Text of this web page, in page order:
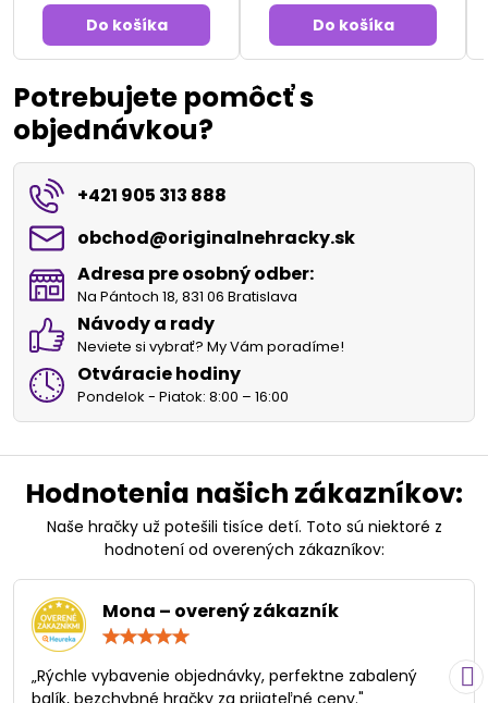
Do košíka Do košíka
Potrebujete pomôcť s
objednávkou?
+421 905 313 888
obchod​@originalnehracky​.sk
Adresa pre osobný odber:
Na Pántoch 18, 831 06 Bratislava
Návody a rady
Neviete si vybrať? My Vám poradíme!
Otváracie hodiny
Pondelok - Piatok: 8:00 – 16:00
Hodnotenia našich zákazníkov:
Naše hračky už potešili tisíce detí. Toto sú niektoré z
hodnotení od overených zákazníkov:
Mona – overený zákazník
/
5
„Rýchle vybavenie objednávky, perfektne zabalený